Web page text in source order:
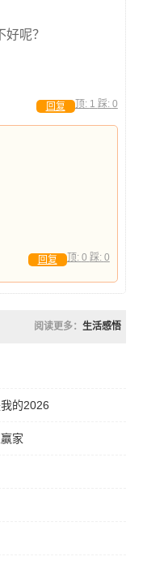
呢？
顶: 1 踩: 0
回复
顶: 0 踩: 0
回复
阅读更多： 生活感悟
的2026
家